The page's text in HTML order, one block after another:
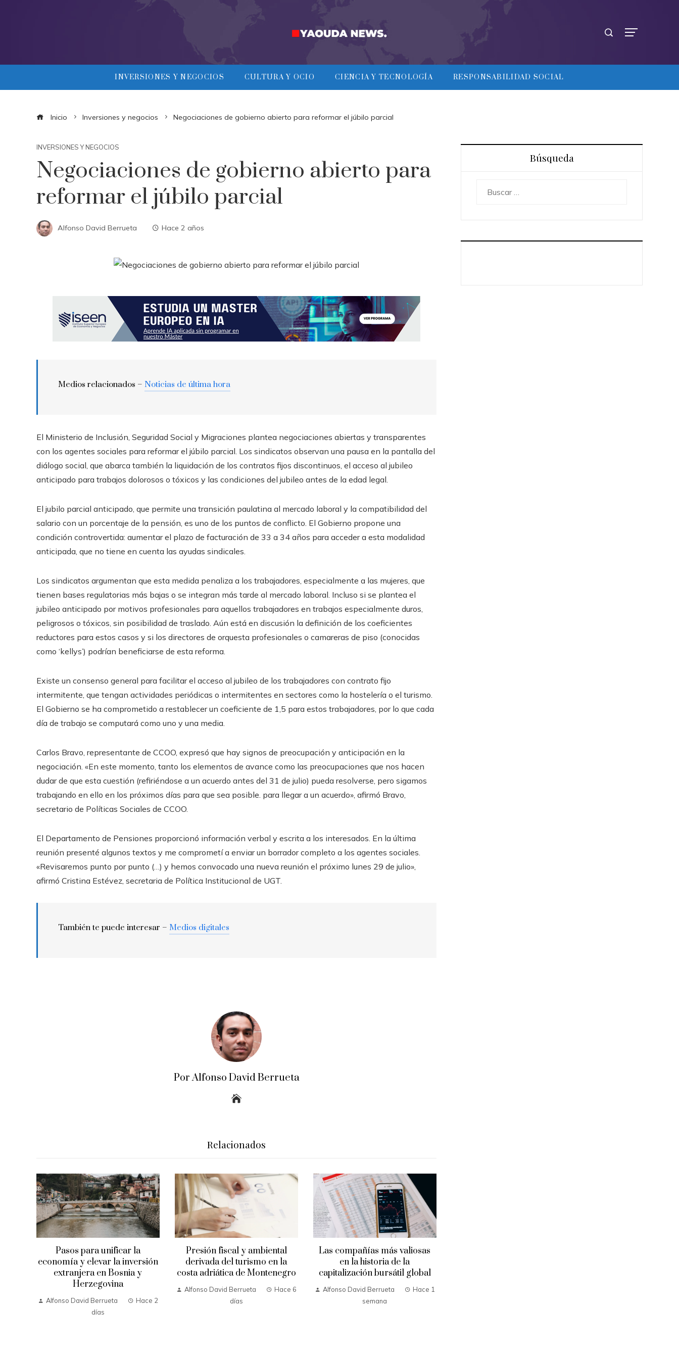
INVERSIONES Y NEGOCIOS CULTURA Y OCIO CIENCIA Y TECNOLOGÍA RESPONSABILIDAD SOCIAL
Inicio Inversiones y negocios Negociaciones de gobierno abierto para reformar el júbilo parcial
INVERSIONES Y NEGOCIOS
Negociaciones de gobierno abierto para
reformar el júbilo parcial
Alfonso David Berrueta Hace 2 años
Medios relacionados – Noticias de última hora
El Ministerio de Inclusión, Seguridad Social y Migraciones plantea negociaciones abiertas y transparentes
con los agentes sociales para reformar el júbilo parcial. Los sindicatos observan una pausa en la pantalla del
diálogo social, que abarca también la liquidación de los contratos fijos discontinuos, el acceso al jubileo
anticipado para trabajos dolorosos o tóxicos y las condiciones del jubileo antes de la edad legal.
El jubilo parcial anticipado, que permite una transición paulatina al mercado laboral y la compatibilidad del
salario con un porcentaje de la pensión, es uno de los puntos de conflicto. El Gobierno propone una
condición controvertida: aumentar el plazo de facturación de 33 a 34 años para acceder a esta modalidad
anticipada, que no tiene en cuenta las ayudas sindicales.
Los sindicatos argumentan que esta medida penaliza a los trabajadores, especialmente a las mujeres, que
tienen bases regulatorias más bajas o se integran más tarde al mercado laboral. Incluso si se plantea el
jubileo anticipado por motivos profesionales para aquellos trabajadores en trabajos especialmente duros,
peligrosos o tóxicos, sin posibilidad de traslado. Aún está en discusión la definición de los coeficientes
reductores para estos casos y si los directores de orquesta profesionales o camareras de piso (conocidas
como ‘kellys’) podrían beneficiarse de esta reforma.
Existe un consenso general para facilitar el acceso al jubileo de los trabajadores con contrato fijo
intermitente, que tengan actividades periódicas o intermitentes en sectores como la hostelería o el turismo.
El Gobierno se ha comprometido a restablecer un coeficiente de 1,5 para estos trabajadores, por lo que cada
día de trabajo se computará como uno y una media.
Carlos Bravo, representante de CCOO, expresó que hay signos de preocupación y anticipación en la
negociación. «En este momento, tanto los elementos de avance como las preocupaciones que nos hacen
dudar de que esta cuestión (refiriéndose a un acuerdo antes del 31 de julio) pueda resolverse, pero sigamos
trabajando en ello en los próximos días para que sea posible. para llegar a un acuerdo», afirmó Bravo,
secretario de Políticas Sociales de CCOO.
El Departamento de Pensiones proporcionó información verbal y escrita a los interesados. En la última
reunión presenté algunos textos y me comprometí a enviar un borrador completo a los agentes sociales.
«Revisaremos punto por punto (…) y hemos convocado una nueva reunión el próximo lunes 29 de julio»,
afirmó Cristina Estévez, secretaria de Política Institucional de UGT.
También te puede interesar – Medios digitales
Por Alfonso David Berrueta
Relacionados
Pasos para unificar la
economía y elevar la inversión
extranjera en Bosnia y
Herzegovina
Alfonso David Berrueta
Hace 2
días
Presión fiscal y ambiental
derivada del turismo en la
costa adriática de Montenegro
Alfonso David Berrueta
Hace 6
días
Las compañías más valiosas
en la historia de la
capitalización bursátil global
Alfonso David Berrueta
Hace 1
semana
Búsqueda